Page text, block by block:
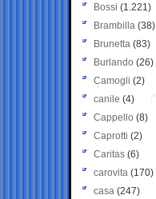
Bossi (1.221)
Brambilla (38)
Brunetta (83)
Burlando (26)
Camogli (2)
canile (4)
Cappello (8)
Caprotti (2)
Caritas (6)
carovita (170)
casa (247)